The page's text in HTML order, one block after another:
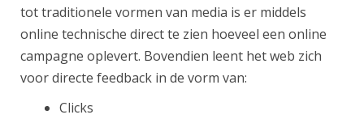
tot traditionele vormen van media is er middels
online technische direct te zien hoeveel een online
campagne oplevert. Bovendien leent het web zich
voor directe feedback in de vorm van:
Clicks